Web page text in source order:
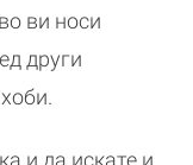
ви носи
други
и да искате и